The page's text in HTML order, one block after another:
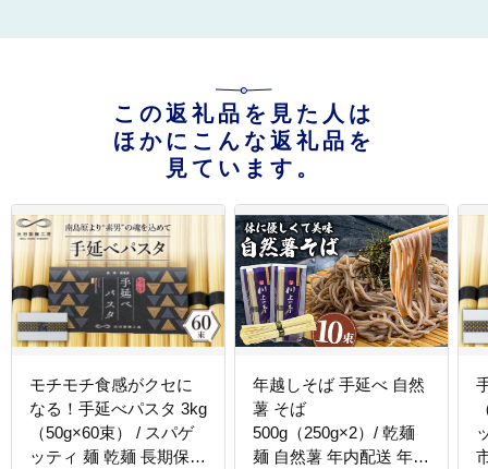
この返礼品を見た人は
ほかにこんな返礼品を
見ています。
モチモチ食感がクセに
なる！手延べパスタ 3kg
（50g×60束） / スパゲ
ッティ 麺 乾麺 長期保存
年越しそば 手延べ 自然
薯 そば
500g（250g×2）/ 乾麺
麺 自然薯 年内配送 年内